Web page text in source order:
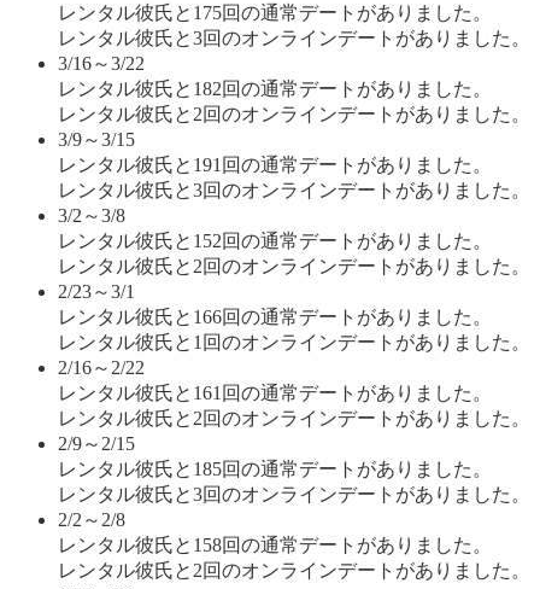
レンタル彼氏と175回の通常デートがありました。
レンタル彼氏と3回のオンラインデートがありました。
3/16～3/22
レンタル彼氏と182回の通常デートがありました。
レンタル彼氏と2回のオンラインデートがありました。
3/9～3/15
レンタル彼氏と191回の通常デートがありました。
レンタル彼氏と3回のオンラインデートがありました。
3/2～3/8
レンタル彼氏と152回の通常デートがありました。
レンタル彼氏と2回のオンラインデートがありました。
2/23～3/1
レンタル彼氏と166回の通常デートがありました。
レンタル彼氏と1回のオンラインデートがありました。
2/16～2/22
レンタル彼氏と161回の通常デートがありました。
レンタル彼氏と2回のオンラインデートがありました。
2/9～2/15
レンタル彼氏と185回の通常デートがありました。
レンタル彼氏と3回のオンラインデートがありました。
2/2～2/8
レンタル彼氏と158回の通常デートがありました。
レンタル彼氏と2回のオンラインデートがありました。